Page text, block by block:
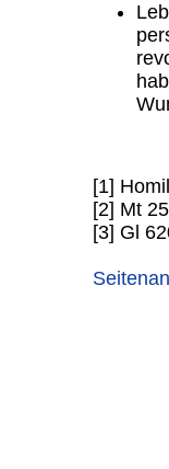
[1]
[2] Mt
[3] Gl